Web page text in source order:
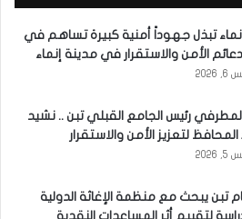
تبذل جهوداً أمنية كبيرة تساهم في
الأمن والاستقرار في مدينة إنماء
رئيس الجامع القبلي تبن .. نشيد
لتعزيز الأمن والاستقرار
تبن يبحث مع منظمة الإغاثة الدولية
لتقييم أثر المساعدات النقدية